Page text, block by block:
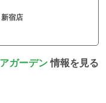
宿店
ガーデン情報を見る